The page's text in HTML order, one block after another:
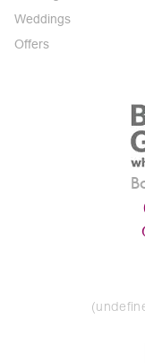
Weddings
Offers